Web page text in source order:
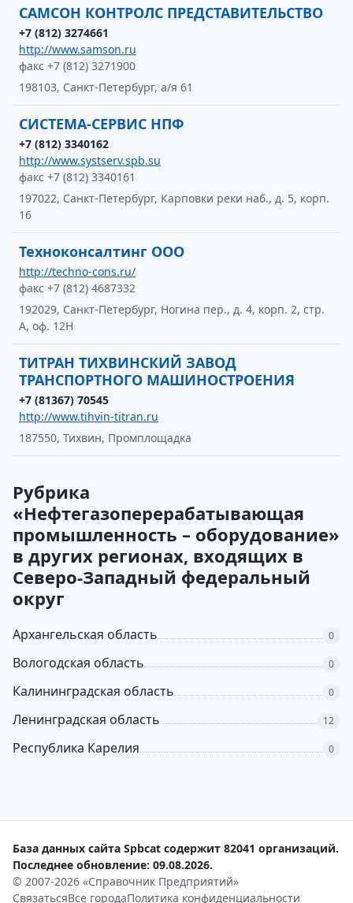
САМСОН КОНТРОЛС ПРЕДСТАВИТЕЛЬСТВО
+7 (812) 3274661
http://www.samson.ru
факс +7 (812) 3271900
198103, Санкт-Петербург, а/я 61
СИСТЕМА-СЕРВИС НПФ
+7 (812) 3340162
http://www.systserv.spb.su
факс +7 (812) 3340161
197022, Санкт-Петербург, Карповки реки наб., д. 5, корп.
16
Техноконсалтинг ООО
http://techno-cons.ru/
факс +7 (812) 4687332
192029, Санкт-Петербург, Ногина пер., д. 4, корп. 2, стр.
А, оф. 12Н
ТИТРАН ТИХВИНСКИЙ ЗАВОД
ТРАНСПОРТНОГО МАШИНОСТРОЕНИЯ
+7 (81367) 70545
http://www.tihvin-titran.ru
187550, Тихвин, Промплощадка
Рубрика
«Нефтегазоперерабатывающая
промышленность – оборудование»
в других регионах, входящих в
Северо-Западный федеральный
округ
Архангельская область 0
Вологодская область 0
Калининградская область 0
Ленинградская область 12
Республика Карелия 0
База данных сайта Spbcat содержит 82041 организаций.
Последнее обновление: 09.08.2026.
© 2007-2026 «Справочник Предприятий»
СвязатьсяВсе городаПолитика конфиденциальности